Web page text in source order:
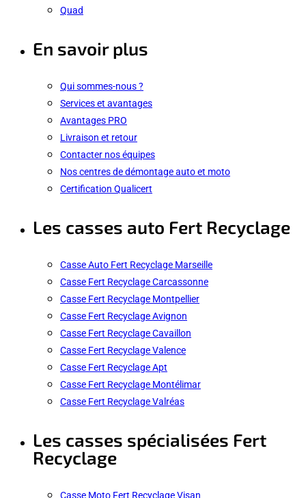
Quad
En savoir plus
Qui sommes-nous ?
Services et avantages
Avantages PRO
Livraison et retour
Contacter nos équipes
Nos centres de démontage auto et moto
Certification Qualicert
Les casses auto Fert Recyclage
Casse Auto Fert Recyclage Marseille
Casse Fert Recyclage Carcassonne
Casse Fert Recyclage Montpellier
Casse Fert Recyclage Avignon
Casse Fert Recyclage Cavaillon
Casse Fert Recyclage Valence
Casse Fert Recyclage Apt
Casse Fert Recyclage Montélimar
Casse Fert Recyclage Valréas
Les casses spécialisées Fert
Recyclage
Casse Moto Fert Recyclage Visan